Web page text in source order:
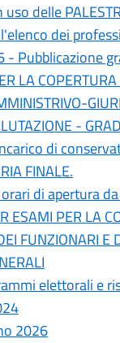
uso delle
dei
- Pubblicazione
LA
-
di
FINALE.
di apertura
ESAMI PER LA
FUNZIONARI E
elettorali e
2026